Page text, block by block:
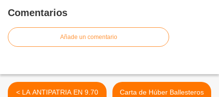
Comentarios
Añade un comentario
< LA ANTIPATRIA EN 9.70
Carta de Húber Ballesteros